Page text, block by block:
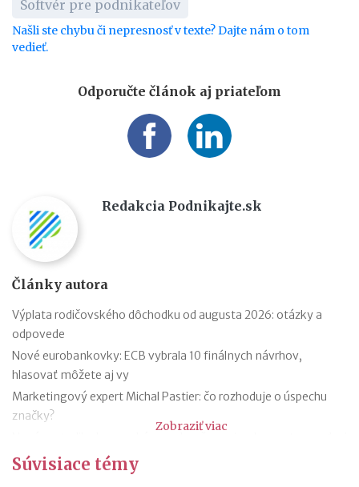
Softvér pre podnikateľov
Našli ste chybu či nepresnosť v texte? Dajte nám o tom
vedieť.
Odporučte článok aj priateľom
Redakcia Podnikajte.sk
Články autora
Výplata rodičovského dôchodku od augusta 2026: otázky a
odpovede
Nové eurobankovky: ECB vybrala 10 finálnych návrhov,
hlasovať môžete aj vy
Marketingový expert Michal Pastier: čo rozhoduje o úspechu
značky?
hodnotení pracovných miest
Kontroly odpočtu DPH pri autách na podnikanie
Zobraziť viac
Súvisiace témy